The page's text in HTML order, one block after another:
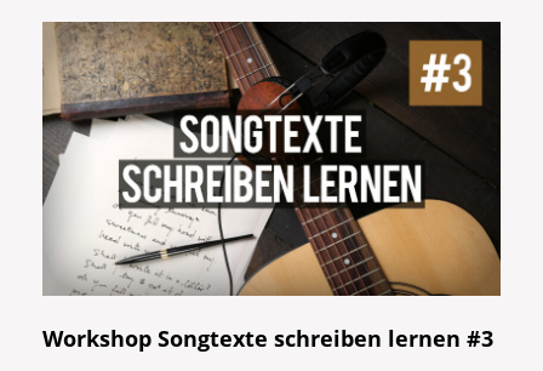
Workshop Songtexte schreiben lernen #3